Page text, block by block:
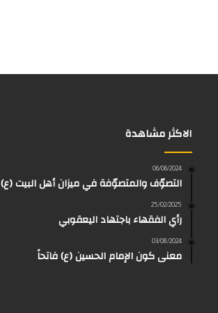
الاكثر مشاهدة
06/06/2024
التصوّف والمتصوّفة في ميزان أهل البيت (ع)
25/02/2025
رأي الفقهاء باجتهاد اليعقوبي
03/08/2024
معنى كون الإمام الحسين (ع) فاتحاً